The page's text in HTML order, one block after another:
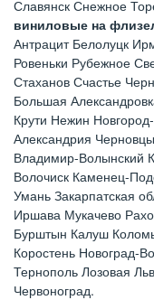
Славянск Снежное
виниловые на
Антрацит Белолуцк
Ровеньки Рубежное
Стаханов Счастье
Большая
Крути Нежин
Александрия
Владимир-Волынский
Волочиск Каменец-
Умань Закарпатская
Иршава Мукачево
Бурштын Калуш
Коростень Новоград-
Тернополь Лозовая
Червоноград.